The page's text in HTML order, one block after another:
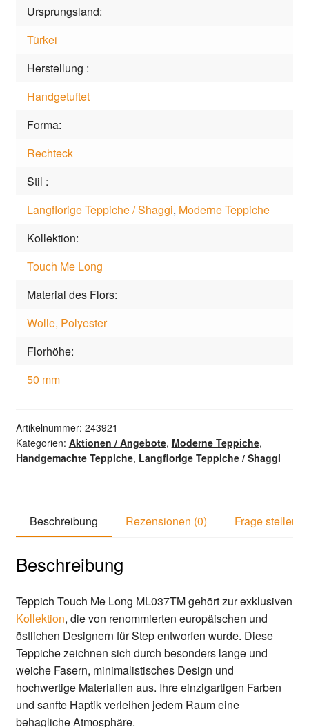
Ursprungsland
Türkei
Herstellung
Handgetuftet
Forma
Rechteck
Stil
Langflorige Teppiche / Shaggi, Moderne Teppiche
Kollektion
Touch Me Long
Material des Flors
Wolle, Polyester
Florhöhe
50 mm
Artikelnummer: 243921
Kategorien: Aktionen / Angebote, Moderne Teppiche,
Handgemachte Teppiche, Langflorige Teppiche / Shaggi
Beschreibung Rezensionen (0) Frage stellen
Beschreibung
Teppich Touch Me Long ML037TM gehört zur exklusiven
Kollektion, die von renommierten europäischen und
östlichen Designern für Step entworfen wurde. Diese
Teppiche zeichnen sich durch besonders lange und
weiche Fasern, minimalistisches Design und
hochwertige Materialien aus. Ihre einzigartigen Farben
und sanfte Haptik verleihen jedem Raum eine
behagliche Atmosphäre.